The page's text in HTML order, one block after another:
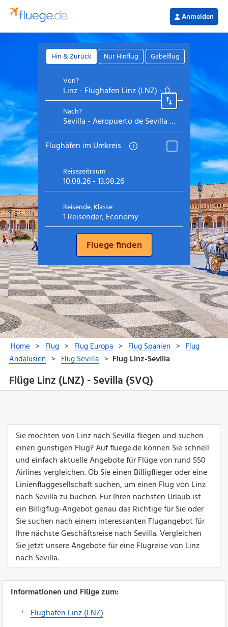
Flüge Linz (LNZ) - Sevilla (SVQ)
Sie möchten von Linz nach Sevilla fliegen und suchen
einen günstigen Flug? Auf fluege.de können Sie schnell
und einfach aktuelle Angebote für Flüge von rund 550
Airlines vergleichen. Ob Sie einen Billigflieger oder eine
Linienfluggesellschaft suchen, um einen Flug von Linz
nach Sevilla zu buchen. Für Ihren nächsten Urlaub ist
ein Billigflug-Angebot genau das Richtige für Sie oder
Sie suchen nach einem interessanten Flugangebot für
Ihre nächste Geschäftsreise nach Sevilla. Vergleichen
Sie jetzt unsere Angebote für eine Flugreise von Linz
nach Sevilla.
Informationen und Flüge zum:
Flughafen Linz (LNZ)